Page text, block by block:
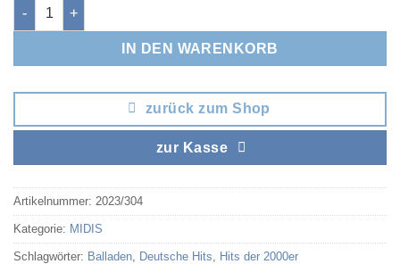
Ruf mich an Menge
IN DEN WARENKORB
zurück zum Shop
zur Kasse
Artikelnummer: 2023/304
Kategorie: MIDIS
Schlagwörter: Balladen Deutsche Hits Hits der 2000er